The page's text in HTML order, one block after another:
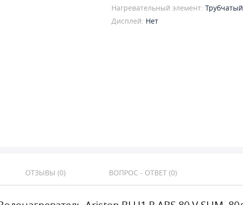
Нагревательный элемент: Трубчатый
Дисплей: Нет
ОТЗЫВЫ (0) ВОПРОС - ОТВЕТ (0)